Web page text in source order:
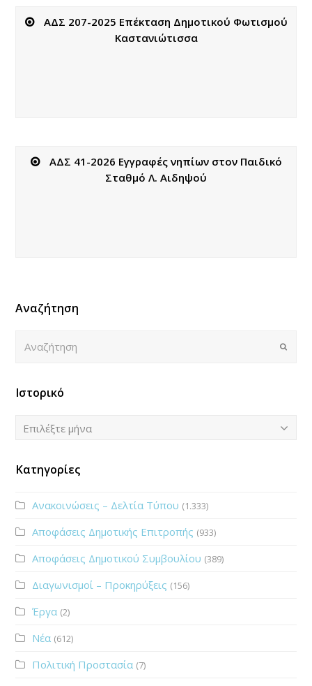
ΑΔΣ 207-2025 Επέκταση Δημοτικού Φωτισμού
Καστανιώτισσα
ΑΔΣ 41-2026 Εγγραφές νηπίων στον Παιδικό
Σταθμό Λ. Αιδηψού
Αναζήτηση
Submit
Ιστορικό
Ιστορικό
Επιλέξτε μήνα
Κατηγορίες
Ανακοινώσεις – Δελτία Τύπου (1.333)
Αποφάσεις Δημοτικής Επιτροπής (933)
Αποφάσεις Δημοτικού Συμβουλίου (389)
Διαγωνισμοί – Προκηρύξεις (156)
Έργα (2)
Νέα (612)
Πολιτική Προστασία (7)